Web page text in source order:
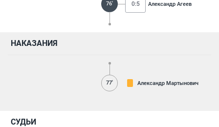
76' 0:5 Александр Агеев
НАКАЗАНИЯ
77' Александр Мартынович
СУДЬИ